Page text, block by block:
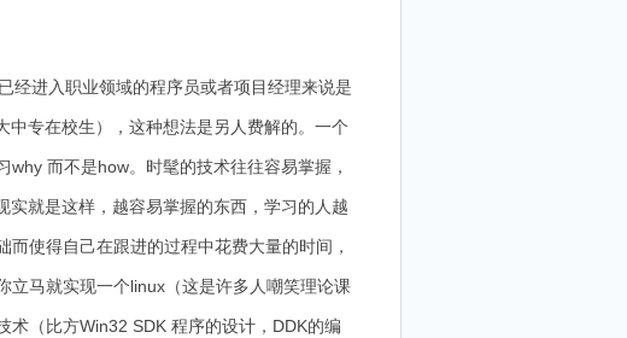
进入职业领域的程序员或者项目经理来说是
专在校生），这种想法是另人费解的。一个
而不是how。时髦的技术往往容易掌握，
就是这样，越容易掌握的东西，学习的人越
使得自己在跟进的过程中花费大量的时间，
立马就实现一个linux（这是许多人嘲笑理论课
（比方Win32 SDK 程序的设计，DDK的编